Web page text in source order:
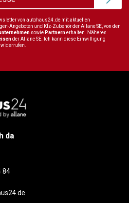
von autohaus24.de mit aktuellen
Angeboten und Kfz-Zubehör der Allane SE, von den
sowie Partnernerhalten. Näheres
der Allane SE. Ich kann diese Einwilligung
da
84